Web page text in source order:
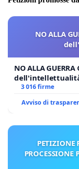
NO ALLA
NO ALLA
3 016 firme
Avviso di
PETIZIONE